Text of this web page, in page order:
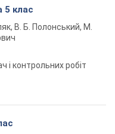
5 клас
В. Б. Полонський, М.
і контрольних робіт